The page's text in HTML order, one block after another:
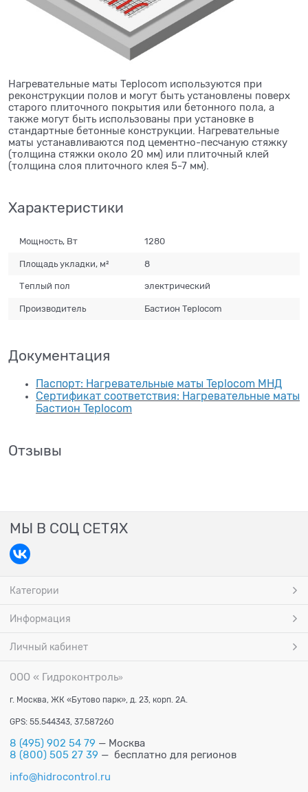
Нагревательные маты Teplocom используются при
реконструкции полов и могут быть установлены поверх
старого плиточного покрытия или бетонного пола, а
также могут быть использованы при установке в
стандартные бетонные конструкции. Нагревательные
маты устанавливаются под цементно-песчаную стяжку
(толщина стяжки около 20 мм) или плиточный клей
(толщина слоя плиточного клея 5-7 мм).
Характеристики
Мощность, Вт 1280
Площадь укладки, м² 8
Теплый пол электрический
Производитель Бастион Teplocom
Документация
Паспорт: Нагревательные маты Teplocom МНД
Сертификат соответствия: Нагревательные маты
Бастион Teplocom
Отзывы
МЫ В СОЦ СЕТЯХ
Категории
Информация
Личный кабинет
ООО « Гидроконтроль»
г. Москва, ЖК «Бутово парк», д. 23, корп. 2А.
GPS: 55.544343, 37.587260
8 (495) 902 54 79 — Москва
8 (800) 505 27 39 — бесплатно для регионов
info@hidrocontrol.ru